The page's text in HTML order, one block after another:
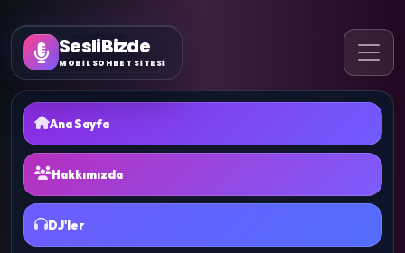
SesliBizde
MOBİL SOHBET SİTESİ
Ana Sayfa
Hakkımızda
DJ'ler